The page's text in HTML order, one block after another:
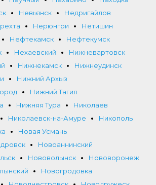
Невьянск
Недригайлов
Нерюнгри
Нетишин
Нефтекамск
Нефтекумск
Нехаевский
Нижневартовск
Нижнекамск
Нижнеудинск
Нижний Архыз
Нижний Тагил
Нижняя Тура
Николаев
Николаевск-на-Амуре
Никополь
Новая Усмань
Новоаннинский
Нововолынск
Нововоронеж
Новогродовка